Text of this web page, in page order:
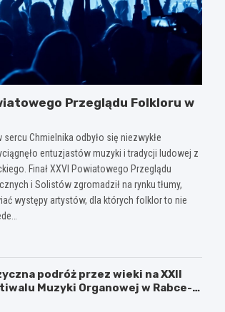
Przeglądu Folkloru w
Chmielnika odbyło się niezwykłe
entuzjastów muzyki i tradycji ludowej z
Finał XXVI Powiatowego Przeglądu
i Solistów zgromadził na rynku tłumy,
występy artystów, dla których folklor to nie
podróż przez wieki na XXII
Muzyki Organowej w Rabce-